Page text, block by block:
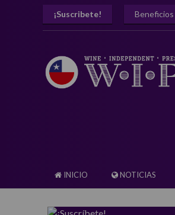
¡Suscribete! Beneficios
INICIO NOTICIAS